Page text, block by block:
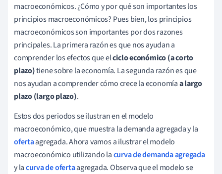
macroeconómicos. ¿Cómo y por qué son importantes los
principios macroeconómicos? Pues bien, los principios
macroeconómicos son importantes por dos razones
principales. La primera razón es que nos ayudan a
comprender los efectos que elciclo económico (a corto
plazo)tiene sobre la economía. La segunda razón es que
nos ayudan a comprender cómo crece la economíaa largo
plazo (largo plazo).
Estos dos periodos se ilustran en el modelo
macroeconómico, que muestra la demanda agregada y la
ofertaagregada. Ahora vamos a ilustrar el modelo
macroeconómico utilizando lacurva de demanda agregada
y lacurva de ofertaagregada. Observa que el modelo se